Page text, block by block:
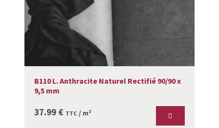
B110 L. Anthracite Naturel Rectifié 90/90 x
9,5 mm
37.99 € TTC / m²